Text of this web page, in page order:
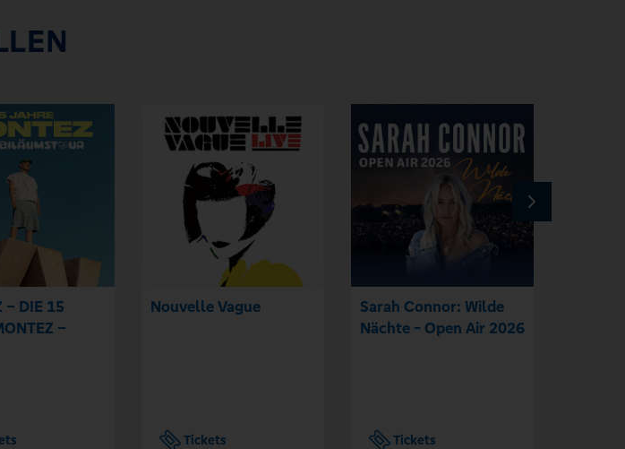
– DIE 15
–
Nouvelle Vague
Tickets
Sarah Connor: Wilde
Nächte - Open Air 2026
Tickets